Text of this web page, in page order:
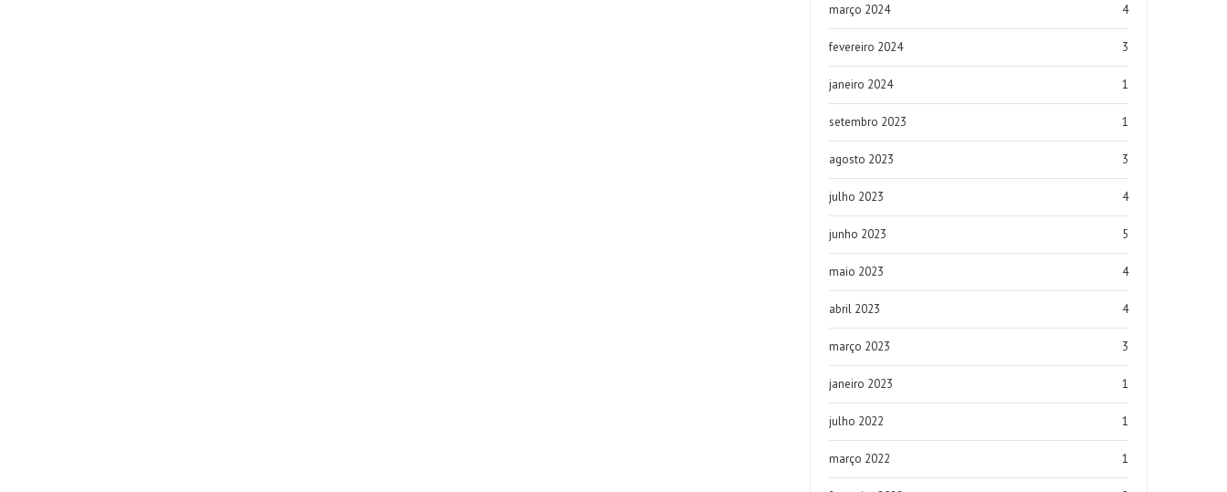
março 2024 4
fevereiro 2024 3
janeiro 2024 1
setembro 2023 1
agosto 2023 3
julho 2023 4
junho 2023 5
maio 2023 4
abril 2023 4
março 2023 3
janeiro 2023 1
julho 2022 1
março 2022 1